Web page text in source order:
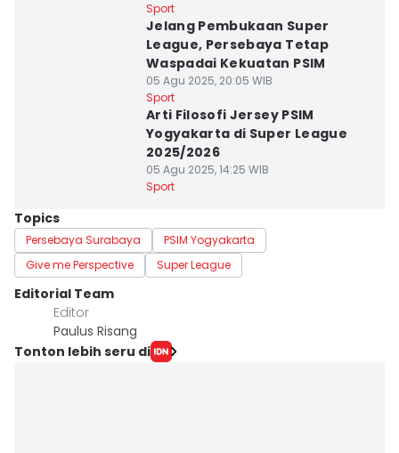
Sport
Jelang Pembukaan Super
League, Persebaya Tetap
Waspadai Kekuatan PSIM
05 Agu 2025, 20:05 WIB
Sport
Arti Filosofi Jersey PSIM
Yogyakarta di Super League
2025/2026
05 Agu 2025, 14:25 WIB
Sport
Topics
Persebaya Surabaya
PSIM Yogyakarta
Give me Perspective
Super League
Editorial Team
Editor
Paulus Risang
Tonton lebih seru di